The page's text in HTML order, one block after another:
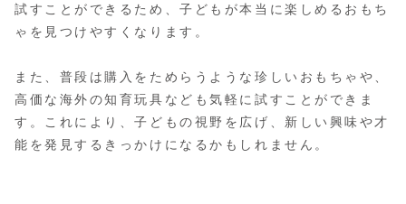
試すことができるため、子どもが本当に楽しめるおもち
ゃを見つけやすくなります。
また、普段は購入をためらうような珍しいおもちゃや、
高価な海外の知育玩具なども気軽に試すことができま
す。これにより、子どもの視野を広げ、新しい興味や才
能を発見するきっかけになるかもしれません。